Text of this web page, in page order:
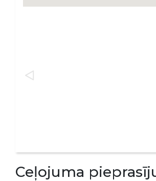
Ceļojuma